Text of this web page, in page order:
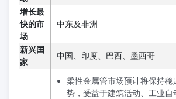
增长最
快的市
场
中东及非洲
新兴国
家
中国、印度、巴西、墨西哥
柔性金属管市场预计将保持
势，受益于建筑活动、工业